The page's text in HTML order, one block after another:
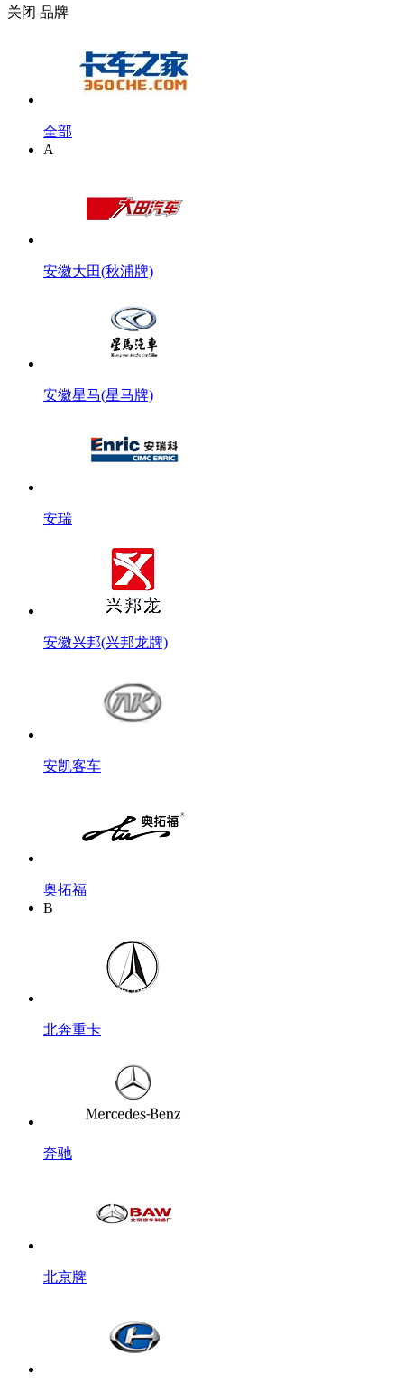
关闭 品牌
全部
A
安徽大田(秋浦牌)
安徽星马(星马牌)
安瑞
安徽兴邦(兴邦龙牌)
安凯客车
奥拓福
B
北奔重卡
奔驰
北京牌